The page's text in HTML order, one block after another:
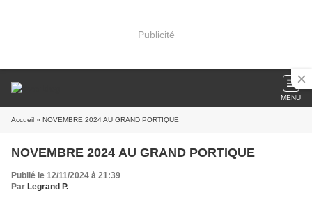
Publicité
MENU
Accueil » NOVEMBRE 2024 AU GRAND PORTIQUE
NOVEMBRE 2024 AU GRAND PORTIQUE
Publié le 12/11/2024 à 21:39
Par Legrand P.